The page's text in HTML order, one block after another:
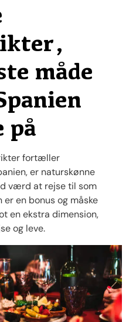
måde
på
fortæller
er naturskønne
værd at rejse til som
er en bonus og måske
en ekstra dimension,
og leve.